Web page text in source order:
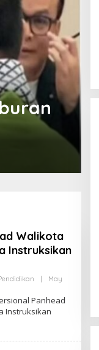
Walikota
Instruksikan
May
Panhead
Instruksikan